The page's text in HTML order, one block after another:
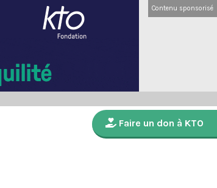
Contenu sponsorisé
Faire un don à KTO